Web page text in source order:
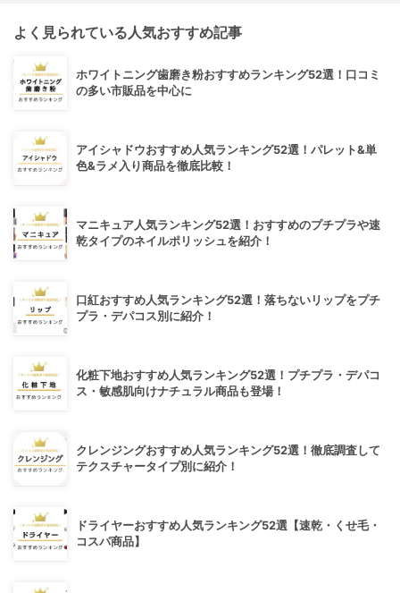
よく見られている人気おすすめ記事
ホワイトニング歯磨き粉おすすめランキング52選！口コミ
の多い市販品を中心に
アイシャドウおすすめ人気ランキング52選！パレット&単
色&ラメ入り商品を徹底比較！
マニキュア人気ランキング52選！おすすめのプチプラや速
乾タイプのネイルポリッシュを紹介！
口紅おすすめ人気ランキング52選！落ちないリップをプチ
プラ・デパコス別に紹介！
化粧下地おすすめ人気ランキング52選！プチプラ・デパコ
ス・敏感肌向けナチュラル商品も登場！
クレンジングおすすめ人気ランキング52選！徹底調査して
テクスチャータイプ別に紹介！
ドライヤーおすすめ人気ランキング52選【速乾・くせ毛・
コスパ商品】